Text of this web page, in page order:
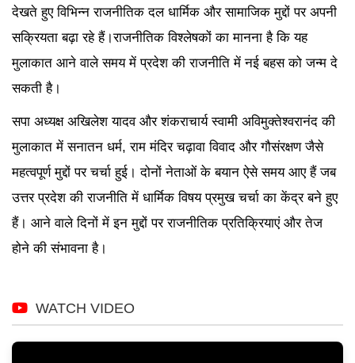
देखते हुए विभिन्न राजनीतिक दल धार्मिक और सामाजिक मुद्दों पर अपनी
सक्रियता बढ़ा रहे हैं।राजनीतिक विश्लेषकों का मानना है कि यह
मुलाकात आने वाले समय में प्रदेश की राजनीति में नई बहस को जन्म दे
सकती है।
सपा अध्यक्ष अखिलेश यादव और शंकराचार्य स्वामी अविमुक्तेश्वरानंद की
मुलाकात में सनातन धर्म, राम मंदिर चढ़ावा विवाद और गौसंरक्षण जैसे
महत्वपूर्ण मुद्दों पर चर्चा हुई। दोनों नेताओं के बयान ऐसे समय आए हैं जब
उत्तर प्रदेश की राजनीति में धार्मिक विषय प्रमुख चर्चा का केंद्र बने हुए
हैं। आने वाले दिनों में इन मुद्दों पर राजनीतिक प्रतिक्रियाएं और तेज
होने की संभावना है।
WATCH VIDEO